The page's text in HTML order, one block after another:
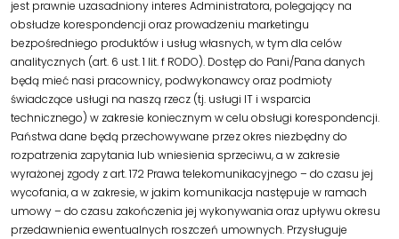
jest prawnie uzasadniony interes Administratora, polegający na
obsłudze korespondencji oraz prowadzeniu marketingu
bezpośredniego produktów i usług własnych, w tym dla celów
analitycznych (art. 6 ust. 1 lit. f RODO). Dostęp do Pani/Pana danych
będą mieć nasi pracownicy, podwykonawcy oraz podmioty
świadczące usługi na naszą rzecz (tj. usługi IT i wsparcia
technicznego) w zakresie koniecznym w celu obsługi korespondencji.
Państwa dane będą przechowywane przez okres niezbędny do
rozpatrzenia zapytania lub wniesienia sprzeciwu, a w zakresie
wyrażonej zgody z art. 172 Prawa telekomunikacyjnego – do czasu jej
wycofania, a w zakresie, w jakim komunikacja następuje w ramach
umowy – do czasu zakończenia jej wykonywania oraz upływu okresu
przedawnienia ewentualnych roszczeń umownych. Przysługuje